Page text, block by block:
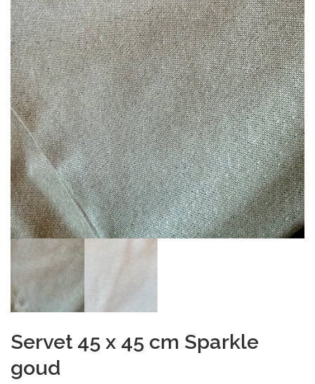
Servet 45 x 45 cm Sparkle
goud